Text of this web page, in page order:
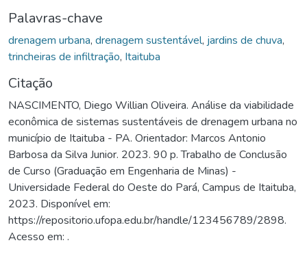
Palavras-chave
drenagem urbana, drenagem sustentável, jardins de chuva,
trincheiras de infiltração, Itaituba
Citação
NASCIMENTO, Diego Willian Oliveira. Análise da viabilidade
econômica de sistemas sustentáveis de drenagem urbana no
município de Itaituba - PA. Orientador: Marcos Antonio
Barbosa da Silva Junior. 2023. 90 p. Trabalho de Conclusão
de Curso (Graduação em Engenharia de Minas) -
Universidade Federal do Oeste do Pará, Campus de Itaituba,
2023. Disponível em:
https://repositorio.ufopa.edu.br/handle/123456789/2898.
Acesso em: .